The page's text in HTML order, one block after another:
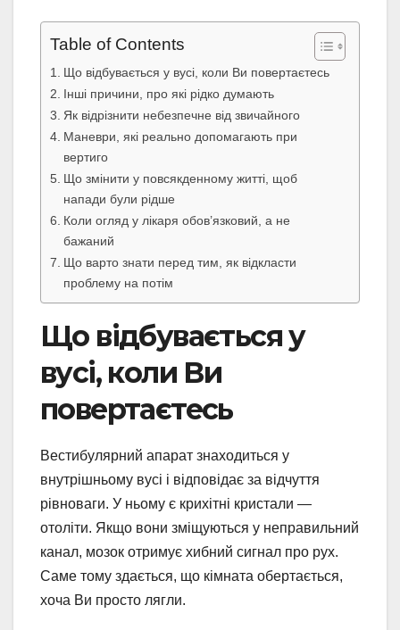
Table of Contents
Що відбувається у вусі, коли Ви повертаєтесь
Інші причини, про які рідко думають
Як відрізнити небезпечне від звичайного
Маневри, які реально допомагають при
вертиго
Що змінити у повсякденному житті, щоб
напади були рідше
Коли огляд у лікаря обов’язковий, а не
бажаний
Що варто знати перед тим, як відкласти
проблему на потім
Що відбувається у
вусі, коли Ви
повертаєтесь
Вестибулярний апарат знаходиться у
внутрішньому вусі і відповідає за відчуття
рівноваги. У ньому є крихітні кристали —
отоліти. Якщо вони зміщуються у неправильний
канал, мозок отримує хибний сигнал про рух.
Саме тому здається, що кімната обертається,
хоча Ви просто лягли.